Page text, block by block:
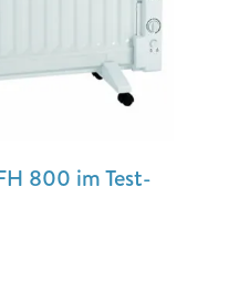
800 im Test-